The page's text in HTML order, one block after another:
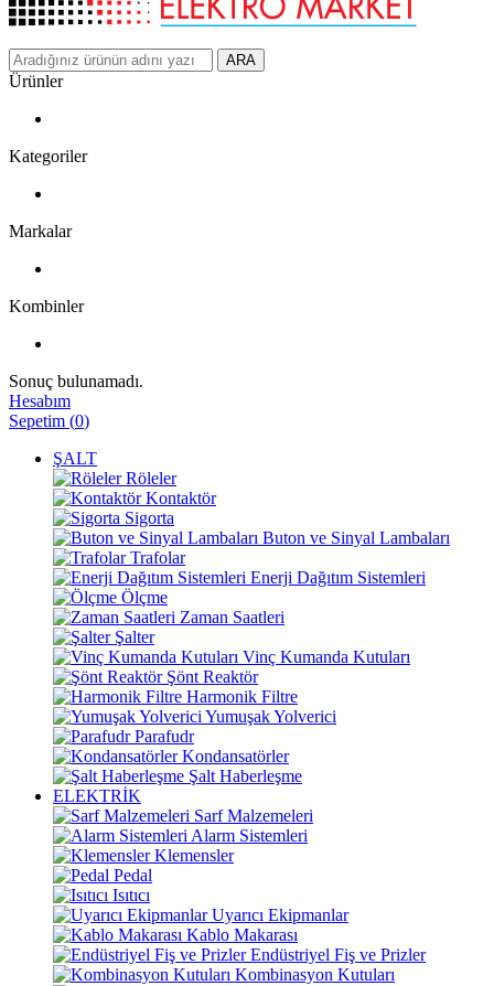
ARA
Ürünler
Kategoriler
Markalar
Kombinler
Sonuç bulunamadı.
Hesabım
Sepetim (0)
ŞALT
Röleler
Kontaktör
Sigorta
Buton ve Sinyal Lambaları
Trafolar
Enerji Dağıtım Sistemleri
Ölçme
Zaman Saatleri
Şalter
Vinç Kumanda Kutuları
Şönt Reaktör
Harmonik Filtre
Yumuşak Yolverici
Parafudr
Kondansatörler
Şalt Haberleşme
ELEKTRİK
Sarf Malzemeleri
Alarm Sistemleri
Klemensler
Pedal
Isıtıcı
Uyarıcı Ekipmanlar
Kablo Makarası
Endüstriyel Fiş ve Prizler
Kombinasyon Kutuları